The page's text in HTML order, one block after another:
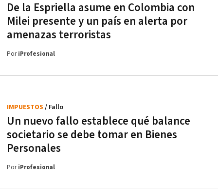
De la Espriella asume en Colombia con
Milei presente y un país en alerta por
amenazas terroristas
PoriProfesional
Un nuevo fallo establece qué balance
societario se debe tomar en Bienes
Personales
IMPUESTOS / Fallo
PoriProfesional